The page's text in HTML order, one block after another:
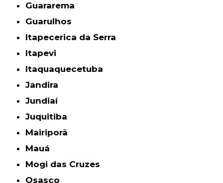
Guararema
Guarulhos
Itapecerica da Serra
Itapevi
Itaquaquecetuba
Jandira
Jundiaí
Juquitiba
Mairiporã
Mauá
Mogi das Cruzes
Osasco